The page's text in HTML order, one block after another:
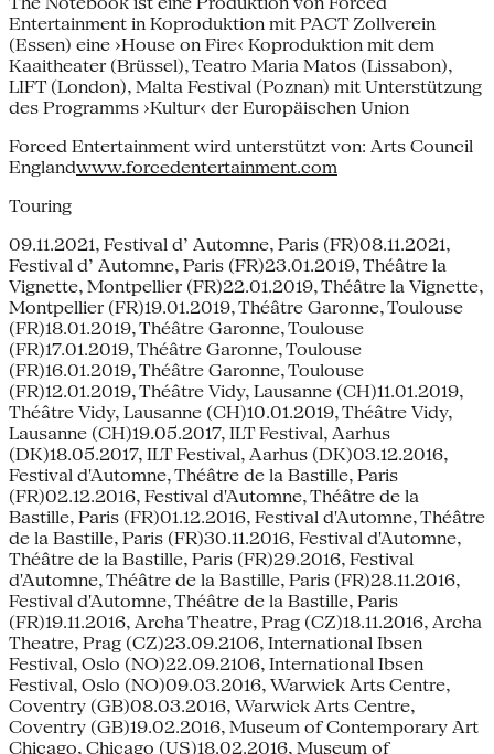
Entertainment in Koproduktion mit PACT Zollverein
(Essen) eine ›House on Fire‹ Koproduktion mit dem
Kaaitheater (Brüssel), Teatro Maria Matos (Lissabon),
LIFT (London), Malta Festival (Poznan) mit Unterstützung
des Programms ›Kultur‹ der Europäischen Union
Forced Entertainment wird unterstützt von: Arts Council
Englandwww.forcedentertainment.com
Touring
09.11.2021, Festival d’ Automne, Paris (FR)08.11.2021,
Festival d’ Automne, Paris (FR)23.01.2019, Théâtre la
Vignette, Montpellier (FR)22.01.2019, Théâtre la Vignette,
Montpellier (FR)19.01.2019, Théâtre Garonne, Toulouse
(FR)18.01.2019, Théâtre Garonne, Toulouse
(FR)17.01.2019, Théâtre Garonne, Toulouse
(FR)16.01.2019, Théâtre Garonne, Toulouse
(FR)12.01.2019, Théâtre Vidy, Lausanne (CH)11.01.2019,
Théâtre Vidy, Lausanne (CH)10.01.2019, Théâtre Vidy,
Lausanne (CH)19.05.2017, ILT Festival, Aarhus
(DK)18.05.2017, ILT Festival, Aarhus (DK)03.12.2016,
Festival d'Automne, Théâtre de la Bastille, Paris
(FR)02.12.2016, Festival d'Automne, Théâtre de la
Bastille, Paris (FR)01.12.2016, Festival d'Automne, Théâtre
de la Bastille, Paris (FR)30.11.2016, Festival d'Automne,
Théâtre de la Bastille, Paris (FR)29.2016, Festival
d'Automne, Théâtre de la Bastille, Paris (FR)28.11.2016,
Festival d'Automne, Théâtre de la Bastille, Paris
(FR)19.11.2016, Archa Theatre, Prag (CZ)18.11.2016, Archa
Theatre, Prag (CZ)23.09.2106, International Ibsen
Festival, Oslo (NO)22.09.2106, International Ibsen
Festival, Oslo (NO)09.03.2016, Warwick Arts Centre,
Coventry (GB)08.03.2016, Warwick Arts Centre,
Coventry (GB)19.02.2016, Museum of Contemporary Art
Chicago, Chicago (US)18.02.2016, Museum of